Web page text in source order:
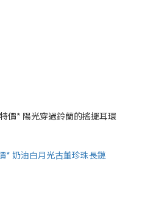
價* 陽光穿過鈴蘭的搖擺耳環